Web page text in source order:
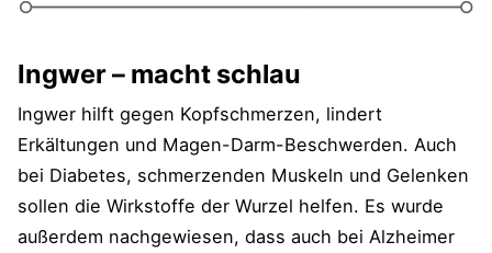
Ingwer – macht schlau
Ingwer hilft gegen Kopfschmerzen, lindert
Erkältungen und Magen-Darm-Beschwerden. Auch
bei Diabetes, schmerzenden Muskeln und Gelenken
sollen die Wirkstoffe der Wurzel helfen. Es wurde
außerdem nachgewiesen, dass auch bei Alzheimer